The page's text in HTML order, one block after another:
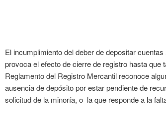
El incumplimiento del deber de depositar
provoca el efecto de cierre de registro hasta que
Reglamento del Registro Mercantil reconoce
ausencia de depósito por estar pendiente de
solicitud de la minoría, o la que responde a la